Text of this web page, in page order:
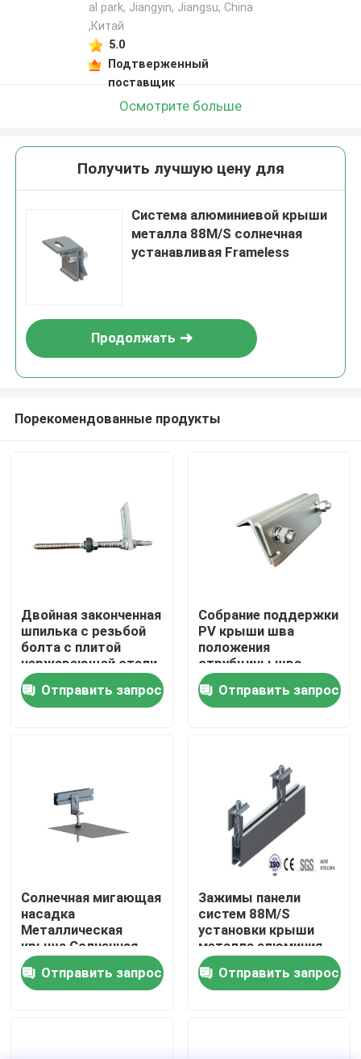
Продукты
Видео
О нас
Путешествие фабрики
Проверка качества
Свяжитесь мы
al park, Jiangyin, Jiangsu, China
,Китай
5.0
Подтверженный
поставщик
Осмотрите больше
Получить лучшую цену для
Система алюминиевой крыши
металла 88M/S солнечная
устанавливая Frameless
Продолжать
Порекомендованные продукты
Двойная законченная
шпилька с резьбой
болта с плитой
нержавеющей стали
для крыши металла
с деревянным purlin
Отправить запрос
Собрание поддержки
PV крыши шва
положения
струбцины шва
крыши A2
фотовольтайческое
солнечное
Отправить запрос
Солнечная мигающая
насадка
Металлическая
крыша Солнечная
фотогальваническая
жестяная крыша
Отправить запрос
Зажимы панели
систем 88M/S
установки крыши
металла алюминия
олова солнечные
Отправить запрос